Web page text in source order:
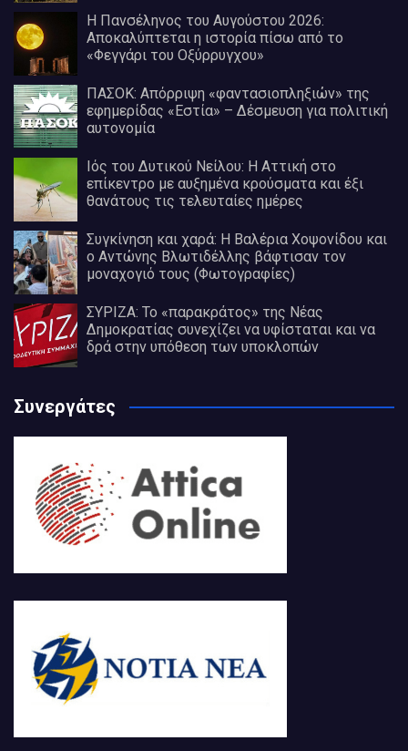
Η Πανσέληνος του Αυγούστου 2026:
Αποκαλύπτεται η ιστορία πίσω από το
«Φεγγάρι του Οξύρρυγχου»
ΠΑΣΟΚ: Απόρριψη «φαντασιοπληξιών» της
εφημερίδας «Εστία» – Δέσμευση για πολιτική
αυτονομία
Ιός του Δυτικού Νείλου: Η Αττική στο
επίκεντρο με αυξημένα κρούσματα και έξι
θανάτους τις τελευταίες ημέρες
Συγκίνηση και χαρά: Η Βαλέρια Χοψονίδου και
ο Αντώνης Βλωτιδέλλης βάφτισαν τον
μοναχογιό τους (Φωτογραφίες)
ΣΥΡΙΖΑ: Το «παρακράτος» της Νέας
Δημοκρατίας συνεχίζει να υφίσταται και να
δρά στην υπόθεση των υποκλοπών
Συνεργάτες